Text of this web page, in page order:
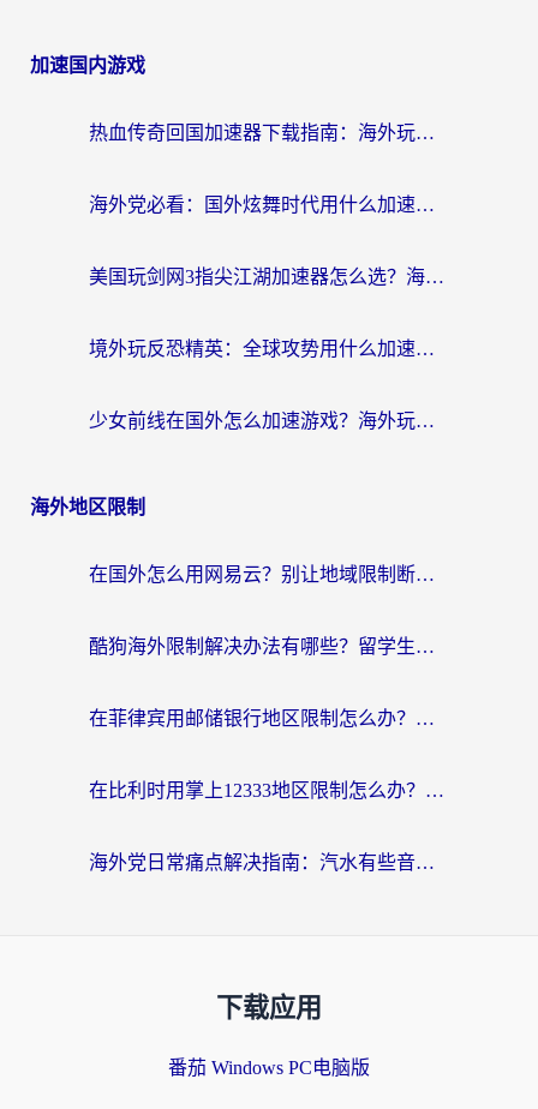
加速国内游戏
热血传奇回国加速器下载指南：海外玩家如何流畅砍怪不卡顿？
海外党必看：国外炫舞时代用什么加速器比较好？解决延迟卡顿的终极方案
美国玩剑网3指尖江湖加速器怎么选？海外党亲测避坑指南
境外玩反恐精英：全球攻势用什么加速器？2026海外玩家亲测实用指南
少女前线在国外怎么加速游戏？海外玩家必看的国服游戏畅玩指南
海外地区限制
在国外怎么用网易云？别让地域限制断了你的中文歌单——附听书社交定位解决方案
酷狗海外限制解决办法有哪些？留学生亲测有效的回国加速指南
在菲律宾用邮储银行地区限制怎么办？海外华人必看的回国加速解决方案
在比利时用掌上12333地区限制怎么办？海外华人亲测有效的回国加速方案
海外党日常痛点解决指南：汽水有些音乐在国外无法播放怎么办？
下载应用
番茄 Windows PC电脑版